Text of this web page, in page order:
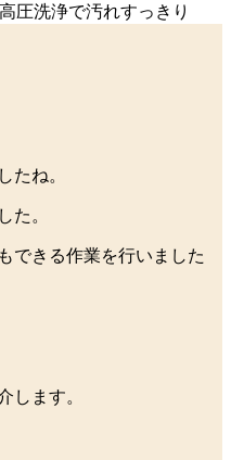
圧洗浄で汚れすっきり
たね。
た。
できる作業を行いました
します。